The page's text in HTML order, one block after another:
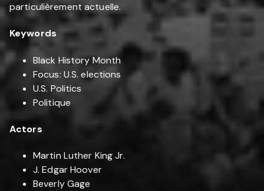
particulièrement actuelle.
Keywords
Black History Month
Focus: U.S. elections
U.S. Politics
Politique
Actors
Martin Luther King Jr.
J. Edgar Hoover
Beverly Gage